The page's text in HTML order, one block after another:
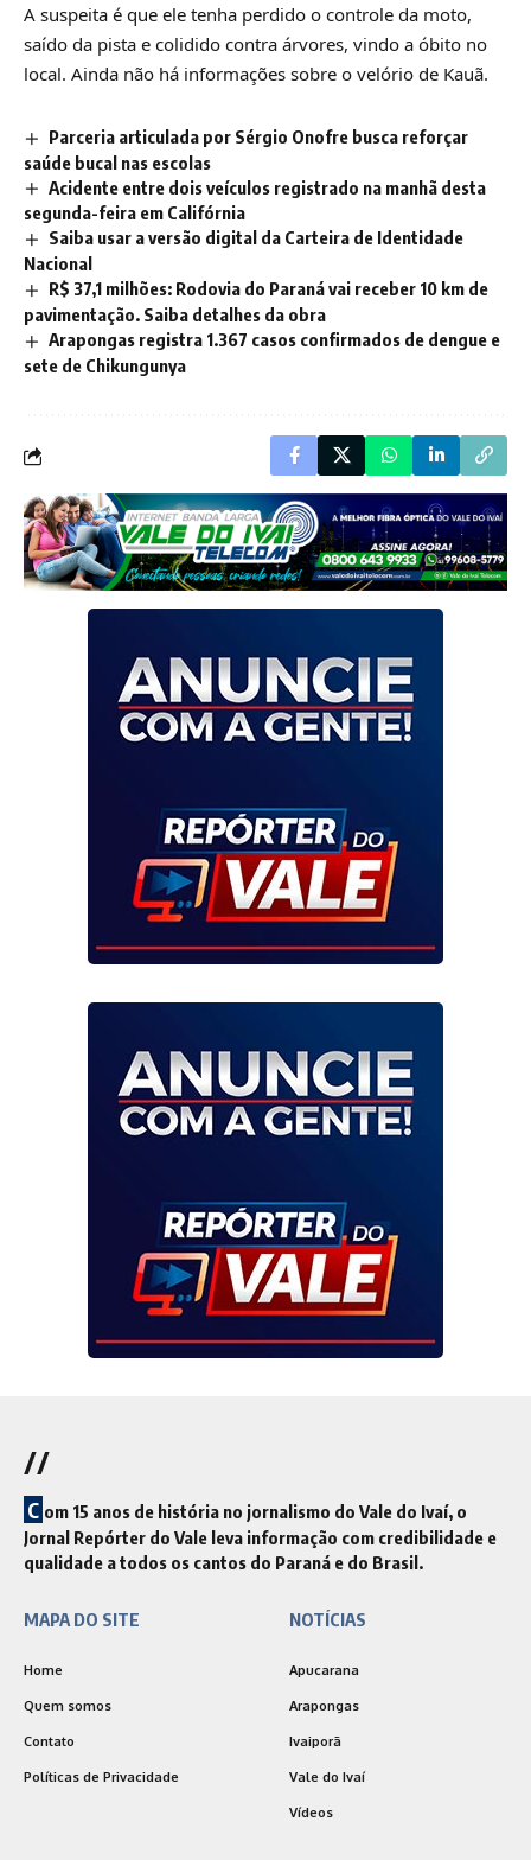
A suspeita é que ele tenha perdido o controle da moto,
saído da pista e colidido contra árvores, vindo a óbito no
local. Ainda não há informações sobre o velório de Kauã.
Parceria articulada por Sérgio Onofre busca reforçar
saúde bucal nas escolas
Acidente entre dois veículos registrado na manhã desta
segunda-feira em Califórnia
Saiba usar a versão digital da Carteira de Identidade
Nacional
R$ 37,1 milhões: Rodovia do Paraná vai receber 10 km de
pavimentação. Saiba detalhes da obra
Arapongas registra 1.367 casos confirmados de dengue e
sete de Chikungunya
//
C om 15 anos de história no jornalismo do Vale do Ivaí, o
Jornal Repórter do Vale leva informação com credibilidade e
qualidade a todos os cantos do Paraná e do Brasil.
MAPA DO SITE
Home
Quem somos
Contato
Políticas de Privacidade
NOTÍCIAS
Apucarana
Arapongas
Ivaiporã
Vale do Ivaí
Vídeos